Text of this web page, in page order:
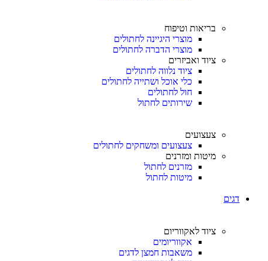
בריאות וטיפוח
מוצרי היגיינה לחתולים
מוצרי הדברה לחתולים
ציוד ואביזרים
ציוד נלווה לחתולים
כלי אוכל ושתייה לחתולים
חול לחתולים
שירותים לחתול
צעצועים
צעצועים ומשחקים לחתולים
מיטות ומזרנים
מזרנים לחתול
מיטות לחתול
דגים
ציוד לאקווריום
אקווריומים
משאבות חמצן לדגים